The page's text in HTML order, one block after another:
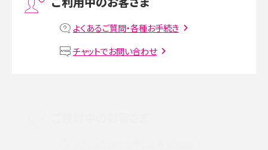
MNOとは？MVNOやMVNEとの違いやメリット・デメリットを解説
VPN接続とは？仕組みや必要性、メリット・デメリット、接続方法を解説
よくあるご質問・各種お手続き
チャットでお問い合わせ